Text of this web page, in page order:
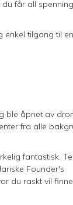
får all
enkel tilgang til
ble åpnet av
fra alle
fantastisk.
Founder's
du raskt vil